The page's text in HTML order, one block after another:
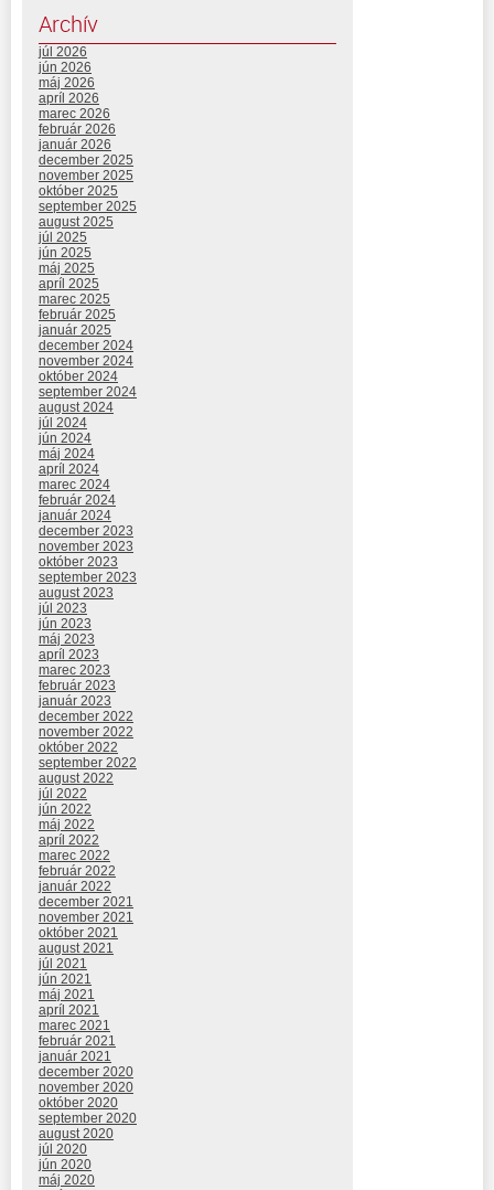
Archív
júl 2026
jún 2026
máj 2026
apríl 2026
marec 2026
február 2026
január 2026
december 2025
november 2025
október 2025
september 2025
august 2025
júl 2025
jún 2025
máj 2025
apríl 2025
marec 2025
február 2025
január 2025
december 2024
november 2024
október 2024
september 2024
august 2024
júl 2024
jún 2024
máj 2024
apríl 2024
marec 2024
február 2024
január 2024
december 2023
november 2023
október 2023
september 2023
august 2023
júl 2023
jún 2023
máj 2023
apríl 2023
marec 2023
február 2023
január 2023
december 2022
november 2022
október 2022
september 2022
august 2022
júl 2022
jún 2022
máj 2022
apríl 2022
marec 2022
február 2022
január 2022
december 2021
november 2021
október 2021
august 2021
júl 2021
jún 2021
máj 2021
apríl 2021
marec 2021
február 2021
január 2021
december 2020
november 2020
október 2020
september 2020
august 2020
júl 2020
jún 2020
máj 2020